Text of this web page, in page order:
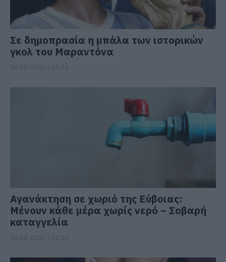
Σε δημοπρασία η μπάλα των ιστορικών
γκολ του Μαραντόνα
Αγανάκτηση σε χωριό της Εύβοιας:
Μένουν κάθε μέρα χωρίς νερό – Σοβαρή
καταγγελία